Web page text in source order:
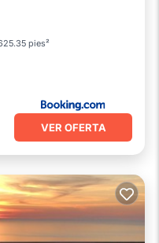
pies²
VER OFERTA